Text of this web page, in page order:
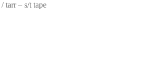
/tarr – s/t tape